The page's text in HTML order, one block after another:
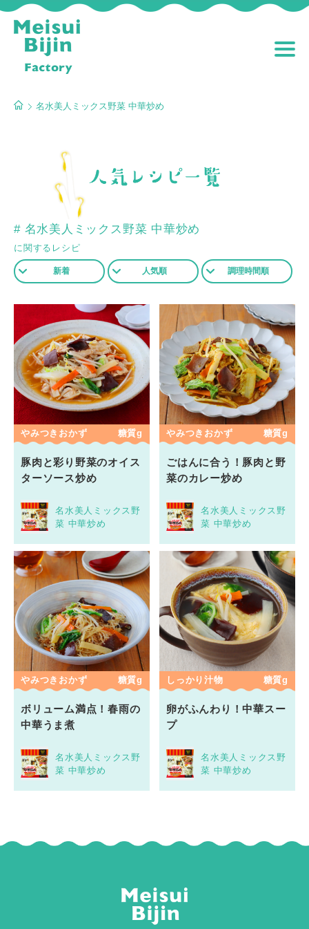
名水美人ミックス野菜 中華炒め
# 名水美人ミックス野菜 中華炒め
に関するレシピ
新着 人気順 調理時間順
やみつきおかず 糖質g
豚肉と彩り野菜のオイス
ターソース炒め
名水美人ミックス野
菜 中華炒め
やみつきおかず 糖質g
ごはんに合う！豚肉と野
菜のカレー炒め
名水美人ミックス野
菜 中華炒め
やみつきおかず 糖質g
ボリューム満点！春雨の
中華うま煮
名水美人ミックス野
菜 中華炒め
しっかり汁物 糖質g
卵がふんわり！中華スー
プ
名水美人ミックス野
菜 中華炒め